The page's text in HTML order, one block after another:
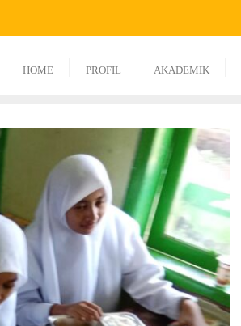
HOME PROFIL AKADEMIK